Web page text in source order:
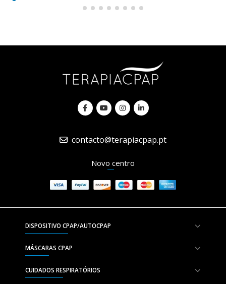
contacto@terapiacpap.pt
Novo centro
DISPOSITIVO CPAP/AUTOCPAP
MÁSCARAS CPAP
CUIDADOS RESPIRATÓRIOS